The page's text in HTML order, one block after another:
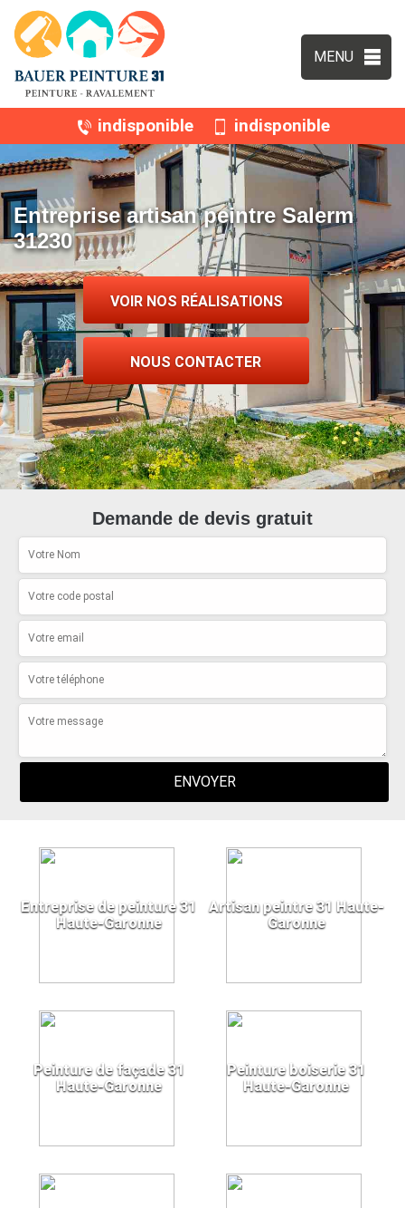
MENU
indisponible indisponible
Entreprise artisan peintre Salerm
31230
VOIR NOS RÉALISATIONS
NOUS CONTACTER
Demande de devis gratuit
Entreprise de peinture 31
Haute-Garonne
Artisan peintre 31 Haute-
Garonne
Peinture de façade 31
Haute-Garonne
Peinture boiserie 31
Haute-Garonne